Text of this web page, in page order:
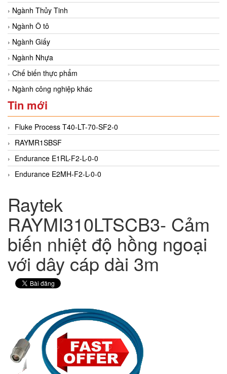
Ngành Thủy Tinh
Ngành Ô tô
Ngành Giấy
Ngành Nhựa
Chế biến thực phẩm
Ngành công nghiệp khác
Tin mới
Fluke Process T40-LT-70-SF2-0
RAYMR1SBSF
Endurance E1RL-F2-L-0-0
Endurance E2MH-F2-L-0-0
Raytek
RAYMI310LTSCB3- Cảm
biến nhiệt độ hồng ngoại
với dây cáp dài 3m